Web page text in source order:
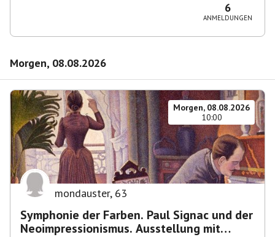
6
ANMELDUNGEN
Morgen, 08.08.2026
Morgen, 08.08.2026
10:00
mondauster, 63
Symphonie der Farben. Paul Signac und der
Neoimpressionismus. Ausstellung mit